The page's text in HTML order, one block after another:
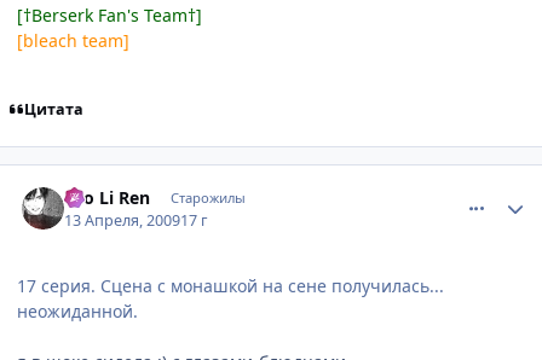
[†Berserk Fan's Team†]
[bleach team]
Цитата
Yao Li Ren Старожилы
13 Апреля, 200917 г
17 серия. Сцена с монашкой на сене получилась...
неожиданной.